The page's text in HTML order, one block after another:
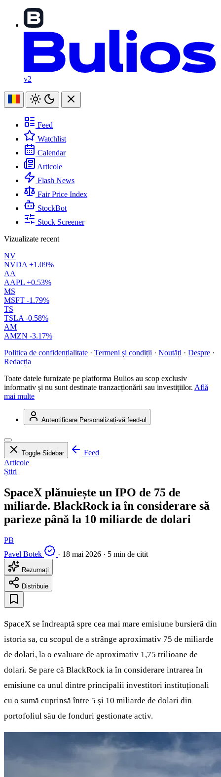
v2
Feed
Watchlist
Calendar
Articole
Flash News
Fair Price Index
StockBot
Stock Screener
Vizualizate recent
NV
NVDA +1.09%
AA
AAPL +0.53%
MS
MSFT -1.79%
TS
TSLA -0.58%
AM
AMZN -3.17%
Politica de confidențialitate · Termeni și condiții · Noutăți · Despre ·
Redacția
Toate datele furnizate pe platforma Bulios au scop exclusiv
informativ și nu sunt destinate tranzacționării sau investițiilor. Află
mai multe
Autentificare Personalizați-vă feed-ul
Toggle Sidebar
Feed
Articole
Știri
SpaceX plănuiește un IPO de 75 de
miliarde. BlackRock ia în considerare să
parieze până la 10 miliarde de dolari
PB
Pavel Botek
· 18 mai 2026 · 5 min de citit
Rezumați
Distribuie
SpaceX se îndreaptă spre cea mai mare emisiune bursieră din
istoria sa, cu scopul de a strânge aproximativ 75 de miliarde
de dolari, la o evaluare de aproximativ 1,75 trilioane de
dolari. Se pare că BlackRock ia în considerare intrarea în
emisiune ca unul dintre principalii investitori instituționali
cu o sumă cuprinsă între 5 și 10 miliarde de dolari din
portofoliul său de fonduri gestionate activ.